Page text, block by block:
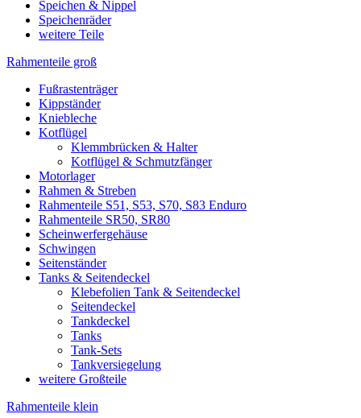
Speichen & Nippel
Speichenräder
weitere Teile
Rahmenteile groß
Fußrastenträger
Kippständer
Kniebleche
Kotflügel
Klemmbrücken & Halter
Kotflügel & Schmutzfänger
Motorlager
Rahmen & Streben
Rahmenteile S51, S53, S70, S83 Enduro
Rahmenteile SR50, SR80
Scheinwerfergehäuse
Schwingen
Seitenständer
Tanks & Seitendeckel
Klebefolien Tank & Seitendeckel
Seitendeckel
Tankdeckel
Tanks
Tank-Sets
Tankversiegelung
weitere Großteile
Rahmenteile klein